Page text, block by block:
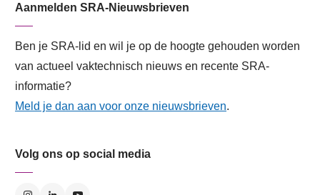
Aanmelden SRA-Nieuwsbrieven
Ben je SRA-lid en wil je op de hoogte gehouden worden
van actueel vaktechnisch nieuws en recente SRA-
informatie?
Meld je dan aan voor onze nieuwsbrieven.
Volg ons op social media